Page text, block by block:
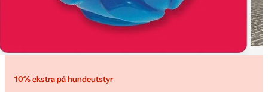
10% ekstra på hundeutstyr